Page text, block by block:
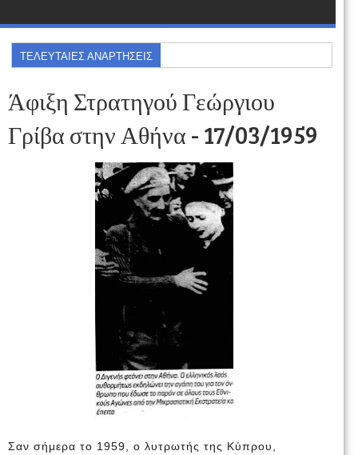
ΤΕΛΕΥΤΑΙΕΣ ΑΝΑΡΤΗΣΕΙΣ
Άφιξη Στρατηγού Γεώργιου
Γρίβα στην Αθήνα - 17/03/1959
Σαν σήμερα το 1959, ο λυτρωτής της Κύπρου,